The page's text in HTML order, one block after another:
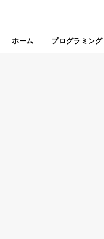
ホーム プログラミング